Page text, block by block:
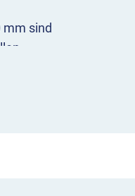
sind
als